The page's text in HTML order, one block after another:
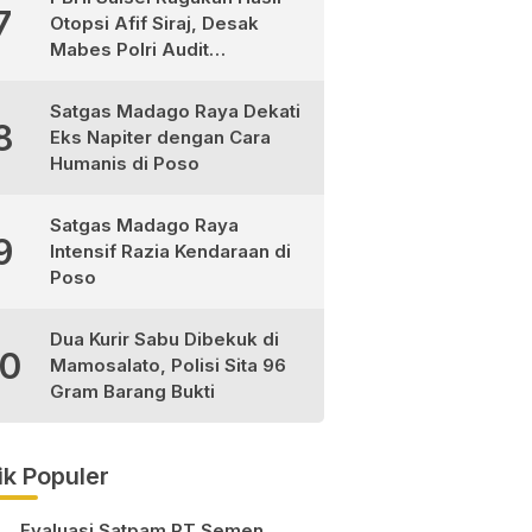
Otopsi Afif Siraj, Desak
Mabes Polri Audit
Satgas Madago Raya Dekati
Eks Napiter dengan Cara
Humanis di Poso
Satgas Madago Raya
Intensif Razia Kendaraan di
Poso
Dua Kurir Sabu Dibekuk di
Mamosalato, Polisi Sita 96
Gram Barang Bukti
Populer